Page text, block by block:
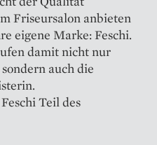
Friseursalon anbieten
­eigene Marke: ­Feschi.
damit nicht nur
auch die
Teil des